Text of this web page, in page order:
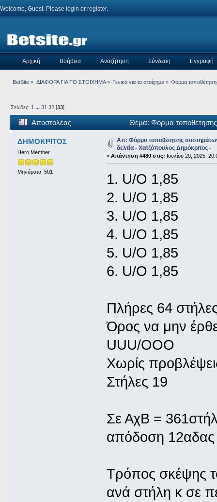
Welcome, Guest. Please login or register.
Αρχική Βοήθεια Αναζήτηση Σύνδεση Εγγραφή
BetSite » ΔΙΑΦΟΡΑ ΓΙΑ ΤΟ ΣΤΟΙΧΗΜΑ» Γενικά για το στοίχημα» Φόρμα
Σελίδες: 1 ...31 32 [33]
Αποστολέας
Θέμα: Φόρμα
640435 φορές)
ΔΗΜΟΚΡΙΤΟΣ
Hero Member
Μηνύματα: 501
Απ: Φόρμα τοποθέτησης
δελτία - Χατζόπουλος Δημόκριτος -
« Απάντηση #480 στις: Ιουλίου 20, 2025,
1. U/O 1,85
2. U/O 1,85
3. U/O 1,85
4. U/O 1,85
5. U/O 1,85
6. U/O 1,85
Πλήρες 64
Όρος να μην
UUU/OOO
Χωρίς
Στήλες 19
Σε ΑχΒ =
απόδοση 12αδας
Τρόπος σκέψης
ανά στήλη κ σε